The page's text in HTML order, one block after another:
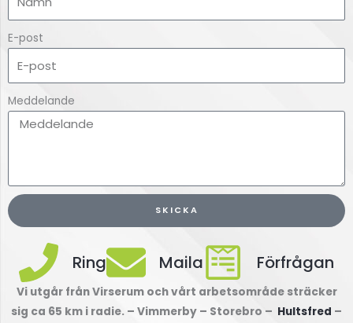
E-post
Meddelande
SKICKA
Ring Maila Förfrågan
Vi utgår från Virserum och vårt arbetsområde sträcker
sig ca 65 km i radie. – Vimmerby – Storebro – Hultsfred –